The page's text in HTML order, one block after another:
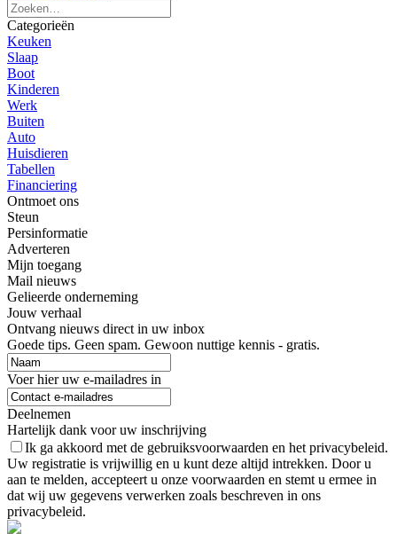
Categorieën
Keuken
Slaap
Boot
Kinderen
Werk
Buiten
Auto
Huisdieren
Tabellen
Financiering
Ontmoet ons
Steun
Persinformatie
Adverteren
Mijn toegang
Mail nieuws
Gelieerde onderneming
Jouw verhaal
Ontvang nieuws direct in uw inbox
Goede tips. Geen spam. Gewoon nuttige kennis - gratis.
Voer hier uw e-mailadres in
Deelnemen
Hartelijk dank voor uw inschrijving
Ik ga akkoord met de gebruiksvoorwaarden en het privacybeleid.
Uw registratie is vrijwillig en u kunt deze altijd intrekken. Door u
aan te melden, accepteert u onze voorwaarden en stemt u ermee in
dat wij uw gegevens verwerken zoals beschreven in ons
privacybeleid.